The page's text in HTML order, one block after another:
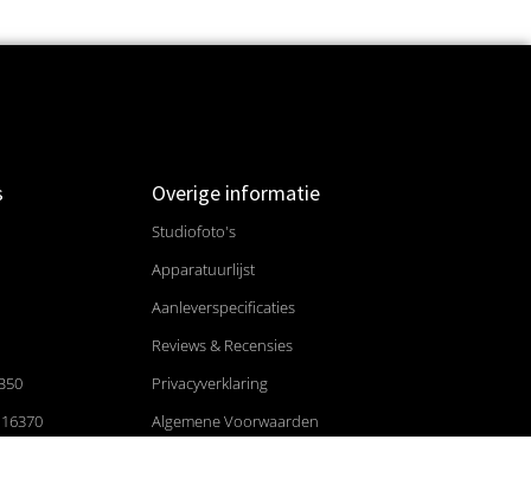
Overige informatie
Studiofoto's
Apparatuurlijst
Aanleverspecificaties
Reviews & Recensies
Privacyverklaring
Algemene Voorwaarden